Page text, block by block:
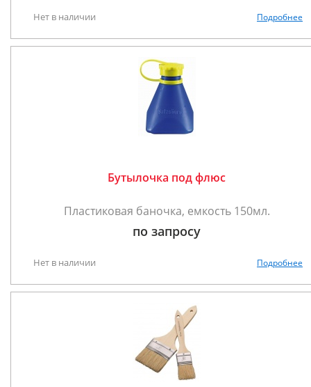
Нет в наличии Подробнее
Бутылочка под флюс
Пластиковая баночка, емкость 150мл.
по запросу
Нет в наличии Подробнее